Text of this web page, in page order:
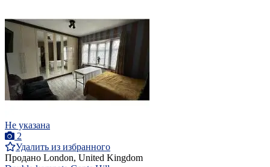
Не указана
2
Удалить из избранного
Продано London, United Kingdom